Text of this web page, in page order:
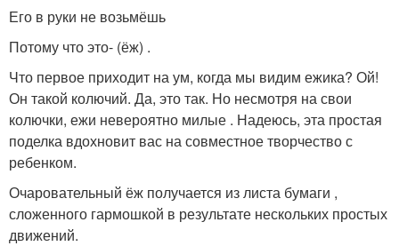
Его в руки не возьмёшь
Потому что это- (ёж) .
Что первое приходит на ум, когда мы видим ежика? Ой!
Он такой колючий. Да, это так. Но несмотря на свои
колючки, ежи невероятно милые . Надеюсь, эта простая
поделка вдохновит вас на совместное творчество с
ребенком.
Очаровательный ёж получается из листа бумаги ,
сложенного гармошкой в результате нескольких простых
движений.